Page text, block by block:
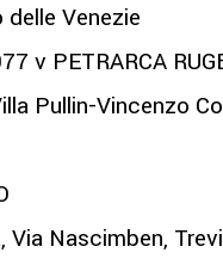
Venezie
v PETRARCA
Pullin-Vincenzo
Via Nascimben,